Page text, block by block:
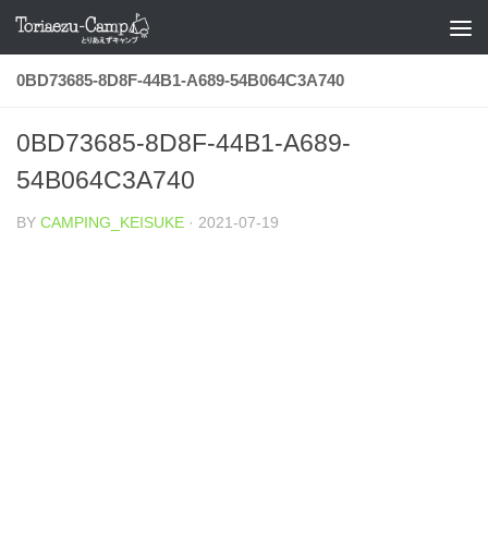
コンテンツへスキップ
0BD73685-8D8F-44B1-A689-54B064C3A740
0BD73685-8D8F-44B1-A689-
54B064C3A740
BY CAMPING_KEISUKE · 2021-07-19